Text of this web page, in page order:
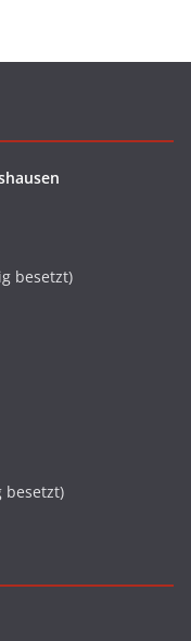
besetzt)
besetzt)